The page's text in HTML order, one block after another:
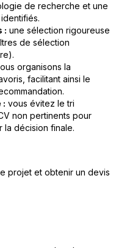
de recherche et une
: une sélection rigoureuse
de sélection
organisons la
facilitant ainsi le
: vous évitez le tri
non pertinents pour
la décision finale.
projet et obtenir un devis